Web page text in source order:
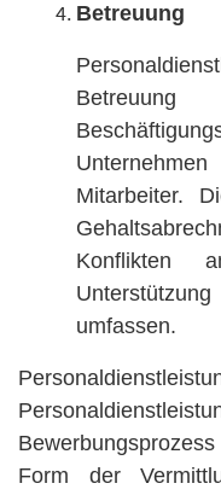
Betreuung
Mitarbeiter.
Konflikten
umfassen.
Form der